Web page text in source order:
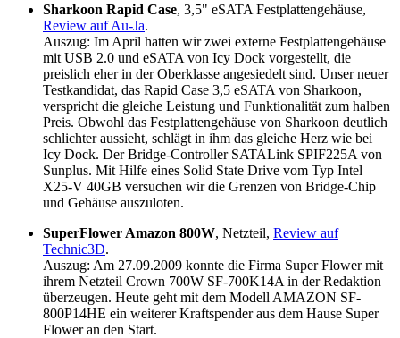
Sharkoon Rapid Case, 3,5" eSATA Festplattengehäuse,
Review auf Au-Ja.
Auszug: Im April hatten wir zwei externe Festplattengehäuse
mit USB 2.0 und eSATA von Icy Dock vorgestellt, die
preislich eher in der Oberklasse angesiedelt sind. Unser neuer
Testkandidat, das Rapid Case 3,5 eSATA von Sharkoon,
verspricht die gleiche Leistung und Funktionalität zum halben
Preis. Obwohl das Festplattengehäuse von Sharkoon deutlich
schlichter aussieht, schlägt in ihm das gleiche Herz wie bei
Icy Dock. Der Bridge-Controller SATALink SPIF225A von
Sunplus. Mit Hilfe eines Solid State Drive vom Typ Intel
X25-V 40GB versuchen wir die Grenzen von Bridge-Chip
und Gehäuse auszuloten.
SuperFlower Amazon 800W, Netzteil, Review auf
Technic3D.
Auszug: Am 27.09.2009 konnte die Firma Super Flower mit
ihrem Netzteil Crown 700W SF-700K14A in der Redaktion
überzeugen. Heute geht mit dem Modell AMAZON SF-
800P14HE ein weiterer Kraftspender aus dem Hause Super
Flower an den Start.